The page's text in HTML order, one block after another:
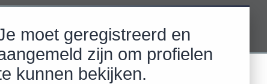
moet geregistreerd en
zijn om profielen
kunnen bekijken.